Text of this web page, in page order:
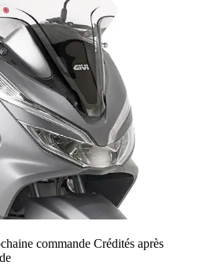
commande Crédités après